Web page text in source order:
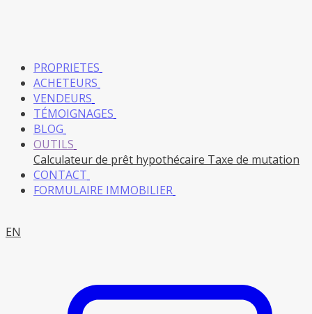
PROPRIETES
ACHETEURS
VENDEURS
TÉMOIGNAGES
BLOG
OUTILS
Calculateur de prêt hypothécaire Taxe de mutation
CONTACT
FORMULAIRE IMMOBILIER
EN